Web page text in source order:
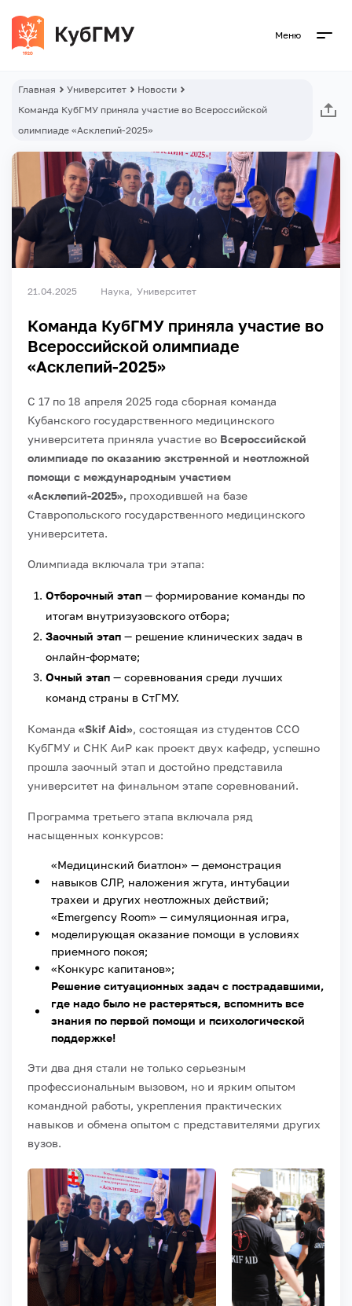
Меню
Главная Университет
Новости
Команда КубГМУ приняла участие во Всероссийской
олимпиаде «Асклепий-2025»
21.04.2025 Наука Университет
Команда КубГМУ приняла участие во
Всероссийской олимпиаде
«Асклепий-2025»
С 17 по 18 апреля 2025 года сборная команда
Кубанского государственного медицинского
университета приняла участие во Всероссийской
олимпиаде по оказанию экстренной и неотложной
помощи с международным участием
«Асклепий-2025», проходившей на базе
Ставропольского государственного медицинского
университета.
Олимпиада включала три этапа:
Отборочный этап — формирование команды по
итогам внутризузовского отбора;
Заочный этап — решение клинических задач в
онлайн-формате;
Очный этап — соревнования среди лучших
команд страны в СтГМУ.
Команда «Skif Aid», состоящая из студентов ССО
КубГМУ и СНК АиР как проект двух кафедр, успешно
прошла заочный этап и достойно представила
университет на финальном этапе соревнований.
Программа третьего этапа включала ряд
насыщенных конкурсов:
«Медицинский биатлон» — демонстрация
навыков СЛР, наложения жгута, интубации
трахеи и других неотложных действий;
«Emergency Room» — симуляционная игра,
моделирующая оказание помощи в условиях
приемного покоя;
«Конкурс капитанов»;
Решение ситуационных задач с пострадавшими,
где надо было не растеряться, вспомнить все
знания по первой помощи и психологической
поддержке!
Эти два дня стали не только серьезным
профессиональным вызовом, но и ярким опытом
командной работы, укрепления практических
навыков и обмена опытом с представителями других
вузов.